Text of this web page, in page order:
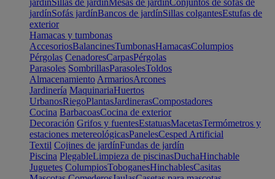
jardínSillas de jardínMesas de jardínConjuntos de sofás de
jardínSofás jardínBancos de jardínSillas colgantesEstufas de
exterior
Hamacas y tumbonas
AccesoriosBalancinesTumbonasHamacasColumpios
Pérgolas CenadoresCarpasPérgolas
Parasoles SombrillasParasolesToldos
Almacenamiento ArmariosArcones
Jardinería MaquinariaHuertos
UrbanosRiegoPlantasJardinerasCompostadores
Cocina BarbacoasCocina de exterior
Decoración Grifos y fuentesEstatuasMacetasTermómetros y
estaciones metereológicasPanelesCesped Artificial
Textil Cojines de jardínFundas de jardín
Piscina PlegableLimpieza de piscinasDuchaHinchable
Juguetes ColumpiosToboganesHinchablesCasitas